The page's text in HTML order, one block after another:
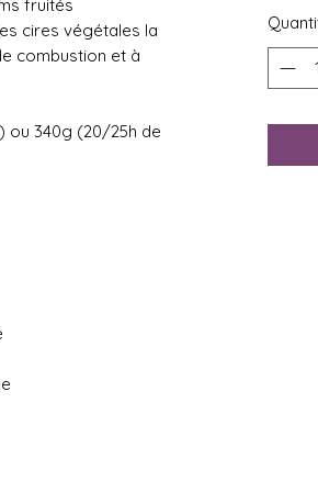
fruités
cires végétales la
combustion et à
ou 340g (20/25h de